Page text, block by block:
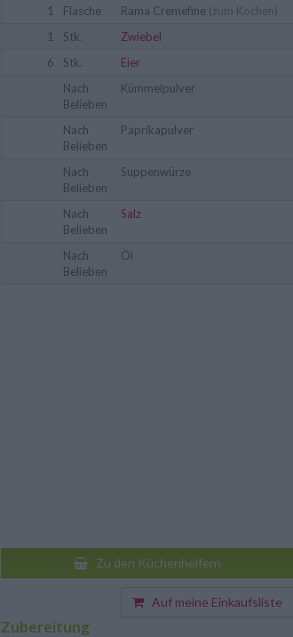
1
Flasche Rama Cremefine (zum Kochen)
1
Stk.
Zwiebel
6
Stk.
Eier
Nach
Belieben
Kümmelpulver
Nach
Belieben
Paprikapulver
Nach
Belieben
Suppenwürze
Nach
Belieben
Salz
Nach
Belieben
Öl
Zu den Küchenhelfern
Auf meine Einkaufsliste
Zubereitung